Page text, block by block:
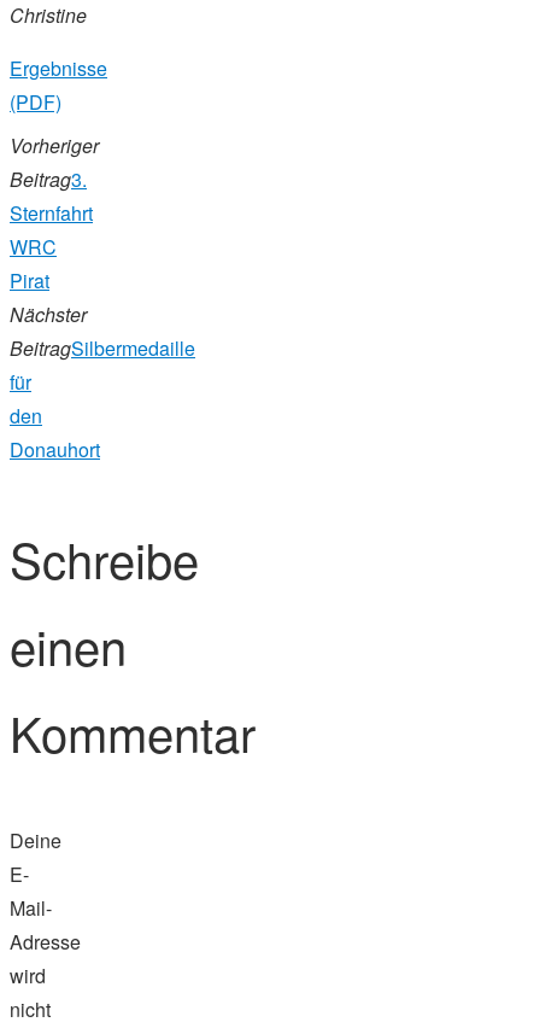
Christine
Ergebnisse
(PDF)
Vorheriger
Beitrag3.
Sternfahrt
WRC
Pirat
Nächster
BeitragSilbermedaille
für
den
Donauhort
Schreibe
einen
Kommentar
Deine
E-
Mail-
Adresse
wird
nicht